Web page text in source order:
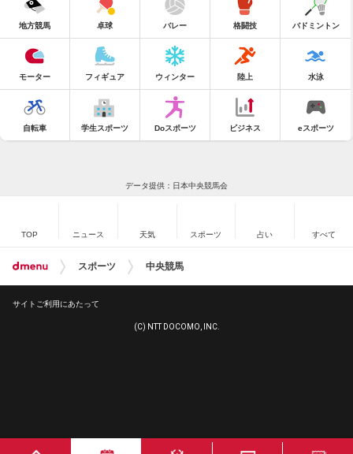
地方競馬 卓球 バレー 格闘技 バドミントン
モーター フィギュア ウィンター 陸上 水泳
自転車 学生スポーツ Doスポーツ ビジネス eスポーツ
データ提供：日本中央競馬会
TOP ニュース 天気 スポーツ 占い すべて
スポーツ 中央競馬
サイトご利用にあたって
(C) NTT DOCOMO, INC.